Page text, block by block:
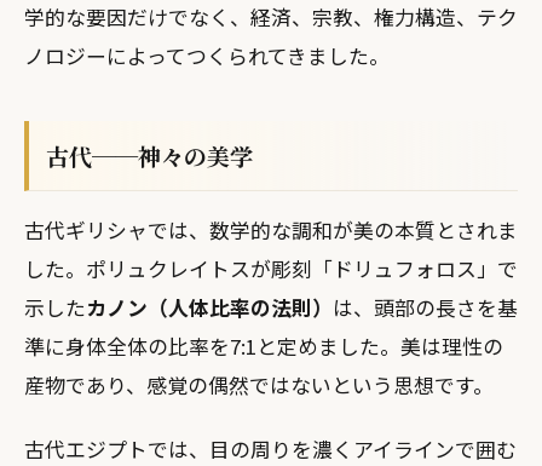
学的な要因だけでなく、経済、宗教、権力構造、テク
ノロジーによってつくられてきました。
古代──神々の美学
古代ギリシャでは、数学的な調和が美の本質とされま
した。ポリュクレイトスが彫刻「ドリュフォロス」で
示したカノン（人体比率の法則） は、頭部の長さを基
準に身体全体の比率を7:1と定めました。美は理性の
産物であり、感覚の偶然ではないという思想です。
古代エジプトでは、目の周りを濃くアイラインで囲む